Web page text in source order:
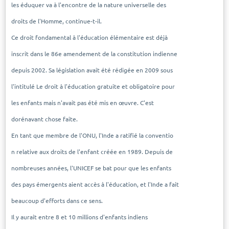
les éduquer va à l'encontre de la nature universelle des
droits de l'Homme, continue-t-il.
Ce droit fondamental à l'éducation élémentaire est déjà
inscrit dans le 86e amendement de la constitution indienne
depuis 2002. Sa législation avait été rédigée en 2009 sous
l'intitulé Le droit à l'éducation gratuite et obligatoire pour
les enfants mais n'avait pas été mis en œuvre. C'est
dorénavant chose faite.
En tant que membre de l'ONU, l'Inde a ratifié la conventio
n relative aux droits de l'enfant créée en 1989. Depuis de
nombreuses années, l'UNICEF se bat pour que les enfants
des pays émergents aient accès à l'éducation, et l'Inde a fait
beaucoup d'efforts dans ce sens.
Il y aurait entre 8 et 10 millions d'enfants indiens